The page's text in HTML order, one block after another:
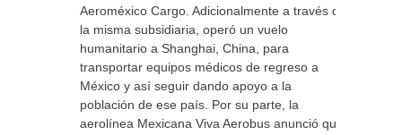
Aeroméxico Cargo. Adicionalmente a través de
la misma subsidiaria, operó un vuelo
humanitario a Shanghai, China, para
transportar equipos médicos de regreso a
México y así seguir dando apoyo a la
población de ese país. Por su parte, la
aerolínea Mexicana Viva Aerobus anunció que